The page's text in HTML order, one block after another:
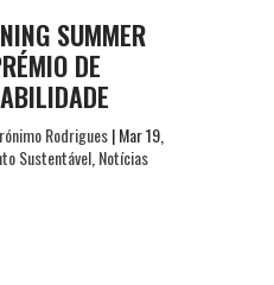
SUMMER
DE
Rodrigues|Mar 19,
Sustentável Notícias